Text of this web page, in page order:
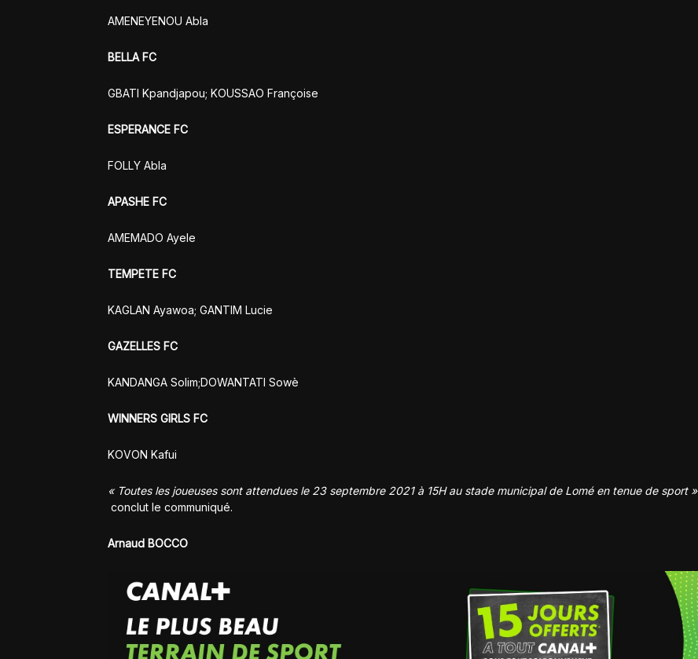
AMENEYENOU Abla
BELLA FC
GBATI Kpandjapou; KOUSSAO Françoise
ESPERANCE FC
FOLLY Abla
APASHE FC
AMEMADO Ayele
TEMPETE FC
KAGLAN Ayawoa; GANTIM Lucie
GAZELLES FC
KANDANGA Solim;DOWANTATI Sowè
WINNERS GIRLS FC
KOVON Kafui
« Toutes les joueuses sont attendues le 23 septembre 2021 à 15H au stade municipal de Lomé en tenue de sport »
conclut le communiqué.
Arnaud BOCCO